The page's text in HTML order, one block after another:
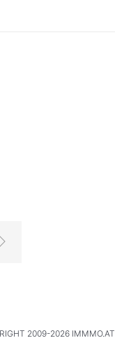
2009-2026 IMMMO.AT